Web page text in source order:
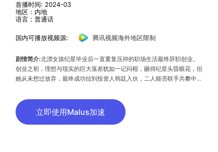
首播时间: 2024-03
地区：内地
语言：普通话
国内可播放视频源: 腾讯视频海外地区限制
剧情简介:北漂⼥孩纪星毕业后一直重复压抑的职场⽣活最终辞职创业。
创业之初，理想与现实的巨⼤落差犹如⼀记闷棍，砸得纪星头昏眼花，但
她从未想过放弃，最终成功拉到投资⼈韩廷⼊伙，二⼈能否联⼿共攀中国
立即使用Malus加速